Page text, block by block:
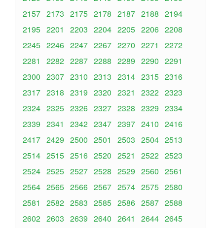
2157 2173 2175 2178 2187 2188 2194
2195 2201 2203 2204 2205 2206 2208
2245 2246 2247 2267 2270 2271
2272
2281
2282 2287 2288 2289 2290 2291
2300 2307 2310 2313 2314 2315 2316
2317 2318 2319 2320 2321 2322 2323
2324 2325 2326 2327 2328 2329 2334
2339 2341 2342 2347 2397 2410 2416
2417 2429 2500 2501 2503 2504 2513
2514 2515 2516 2520 2521 2522 2523
2524 2525 2527 2528 2529 2560 2561
2564 2565 2566 2567 2574 2575 2580
2581
2582 2583 2585 2586 2587 2588
2602 2603 2639 2640 2641 2644 2645